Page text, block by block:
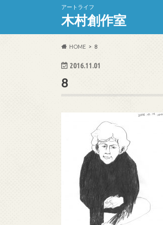
アートライフ
木村創作室
HOME 8
2016.11.01
8